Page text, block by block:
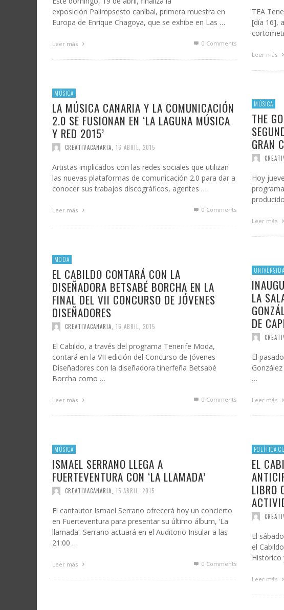
exposición Palimpsesto caníbal, primera muestra en
Europa de Enrique Chagoya, que se exhibe en Las …
Leer más 0 Comments
TEA
[día 16],
Leer más
MÚSICA
LA MÚSICA CANARIA Y LA COMUNICACIÓN
2.0 SE FUSIONAN EN ‘LA LAGUNA MÚSICA
Y RED 2015’
CREATIVACANARIA 16 ABRIL, 2015
Artistas implicados con las redes sociales que utilizan
las nuevas plataformas de comunicación 2.0 para dar a
conocer sus trabajos discográficos, agentes …
Leer más 0 Comments
MÚSICA
THE
GRAN
Hoy
Leer más
MODA
EL CABILDO CONTARÁ CON LA
DISEÑADORA BETSABÉ BORCHA EN LA
FINAL DEL VII CONCURSO DE JÓVENES
DISEÑADORES
CREATIVACANARIA 16 ABRIL, 2015
El Cabildo, a través del programa Tenerife Moda,
contará en la VII edición del Concurso de Jóvenes
Diseñadores con la diseñadora tinerfeña Betsabé
Borcha como …
Leer más 0 Comments
LA
DE
El
…
Leer más
MÚSICA
ISMAEL SERRANO LLEGA A
FUERTEVENTURA CON ‘LA LLAMADA’
CREATIVACANARIA 15 ABRIL, 2015
El cantautor Ismael Serrano ofrecerá hoy un concierto
en Fuerteventura para presentar su último álbum, ‘La
llamada‘. Serrano actuará en el Auditorio Insular a las
21:00 …
Leer más 0 Comments
POLÍTICA
EL
LIBRO
El
el
Leer más